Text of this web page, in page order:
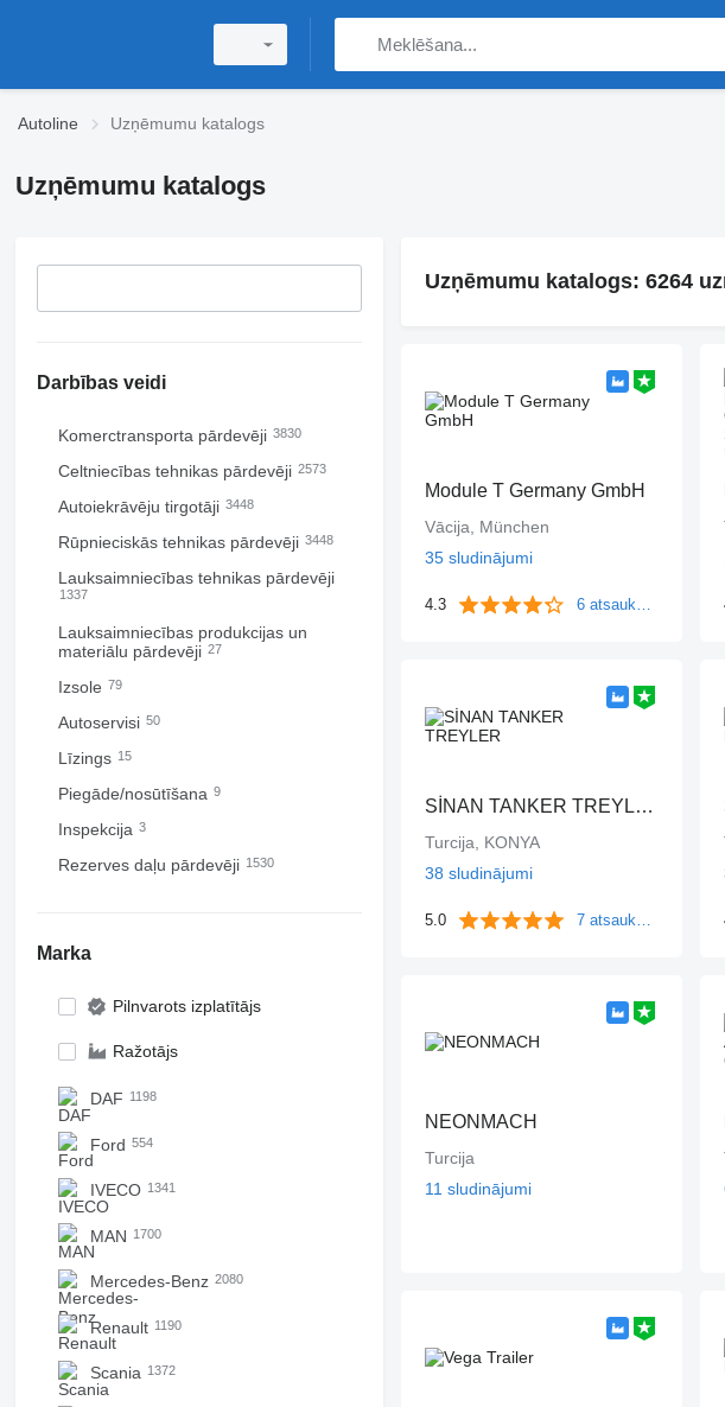
Autoline Uzņēmumu katalogs
Uzņēmumu katalogs
Darbības veidi
Komerctransporta pārdevēji 3830
Celtniecības tehnikas pārdevēji 2573
Autoiekrāvēju tirgotāji 3448
Rūpnieciskās tehnikas pārdevēji 3448
Lauksaimniecības tehnikas pārdevēji
1337
Lauksaimniecības produkcijas un
materiālu pārdevēji 27
Izsole 79
Autoservisi 50
Līzings 15
Piegāde/nosūtīšana 9
Inspekcija 3
Rezerves daļu pārdevēji 1530
Marka
Pilnvarots izplatītājs
Ražotājs
DAF 1198
Ford 554
IVECO 1341
MAN 1700
Mercedes-Benz 2080
Renault 1190
Scania 1372
Uzņēmumu katalogs: 6264
Module T Germany GmbH
Vācija, München
35 sludinājumi
4.3 6 atsauksmes
SİNAN TANKER TREYLER
Turcija, KONYA
38 sludinājumi
5.0 7 atsauksmes
NEONMACH
Turcija
11 sludinājumi